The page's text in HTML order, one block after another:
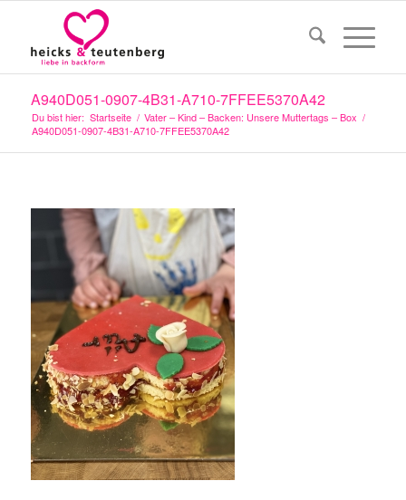
A940D051-0907-4B31-A710-7FFEE5370A42
Du bist hier: Startseite / Vater – Kind – Backen: Unsere Muttertags – Box /
A940D051-0907-4B31-A710-7FFEE5370A42